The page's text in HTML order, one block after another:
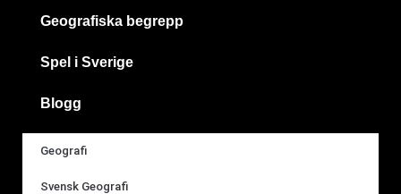
Geografiska begrepp
Spel i Sverige
Blogg
Geografi
Svensk Geografi